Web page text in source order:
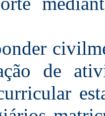
de